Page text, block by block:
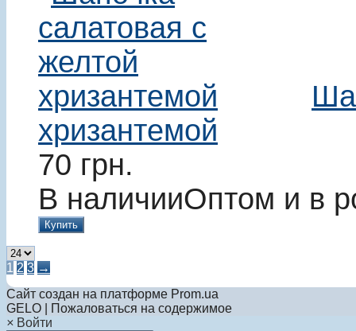
хризантемой
70 грн.
В наличииОптом и в
Купить
1 2 3 →
Сайт создан на платформе Prom.ua
GELO | Пожаловаться на содержимое
× Войти